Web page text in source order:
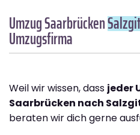
Umzug Saarbrücken
Umzugsfirma
Weil wir wissen, dass jeder
Saarbrücken nach
beraten wir dich gerne